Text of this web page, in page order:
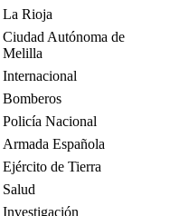
La Rioja
Ciudad Autónoma de
Melilla
Internacional
Bomberos
Policía Nacional
Armada Española
Ejército de Tierra
Salud
Investigación